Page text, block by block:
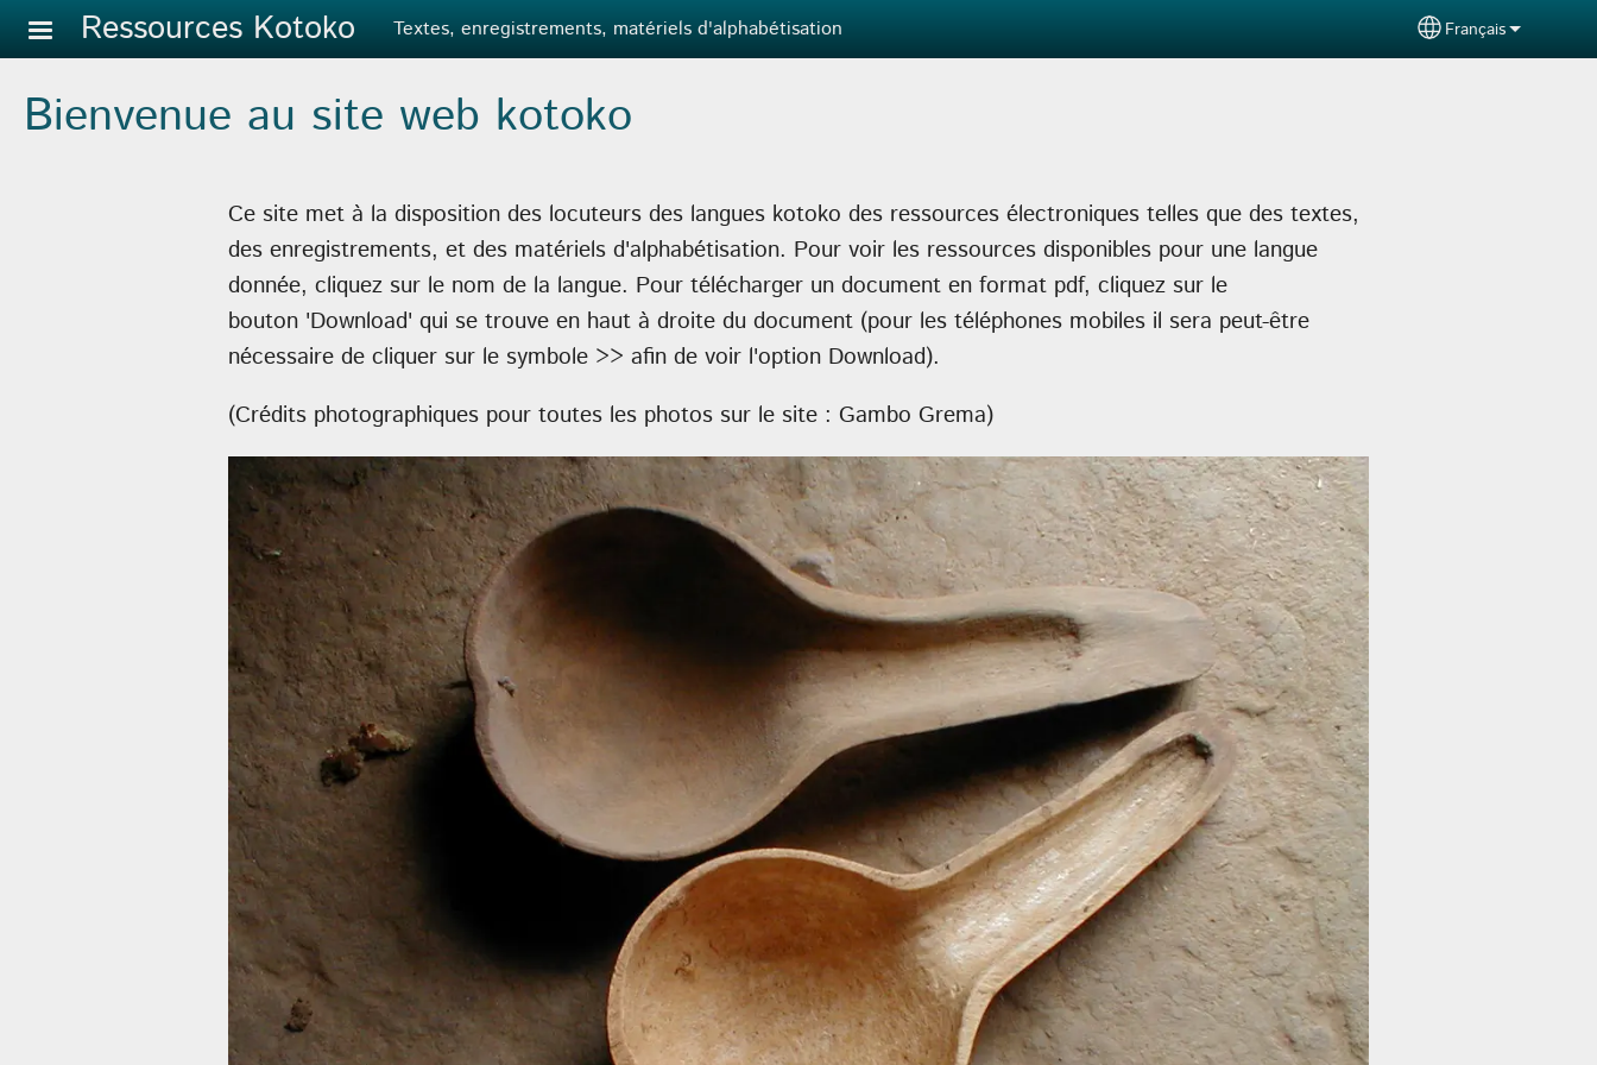
Aller au contenu principal
Ressources Kotoko Textes, enregistrements, matériels d'alphabétisation Select your
Français
Bienvenue au site web kotoko
Ce site met à la disposition des locuteurs des langues kotoko des ressources électroniques telles que des textes,
des enregistrements, et des matériels d'alphabétisation. Pour voir les ressources disponibles pour une langue
donnée, cliquez sur le nom de la langue. Pour télécharger un document en format pdf, cliquez sur le
bouton 'Download' qui se trouve en haut à droite du document (pour les téléphones mobiles il sera peut-être
nécessaire de cliquer sur le symbole >> afin de voir l'option Download).
(Crédits photographiques pour toutes les photos sur le site : Gambo Grema)